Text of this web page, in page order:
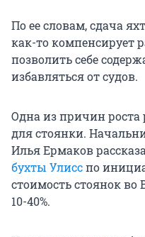
По ее словам, сдача
как-то компенсирует
позволить себе
избавляться от судов.
Одна из причин роста
для стоянки.
Илья Ермаков
бухты Улисспо
стоимость стоянок во
10-40%.